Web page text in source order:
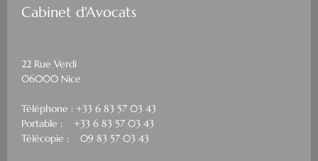
Cabinet d'Avocats
22 Rue Verdi
06000 Nice
Téléphone : +33 6 83 57 03 43
Portable : +33 6 83 57 03 43
Télécopie : 09 83 57 03 43